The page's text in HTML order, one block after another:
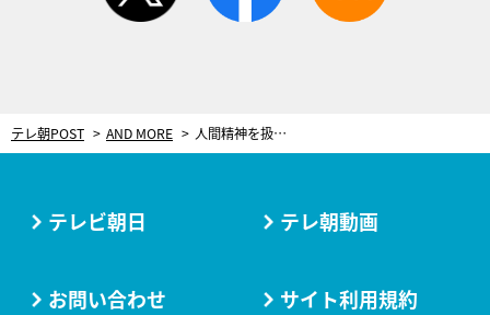
テレ朝POST AND MORE 人間精神を扱った歴史的名作に大竹しのぶらが挑む！舞台『フェードル』、8日から
テレビ朝日 テレ朝動画
お問い合わせ サイト利用規約